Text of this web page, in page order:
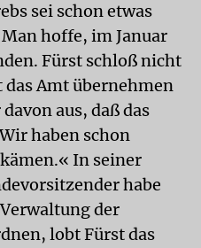
sei schon etwas
hoffe, im Januar
Fürst schloß nicht
das Amt übernehmen
aus, daß das
haben schon
In seiner
habe
der
lobt Fürst das